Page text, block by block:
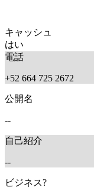
キャッシュ
はい
電話
+52 664 725 2672
公開名
--
自己紹介
--
ビジネス?